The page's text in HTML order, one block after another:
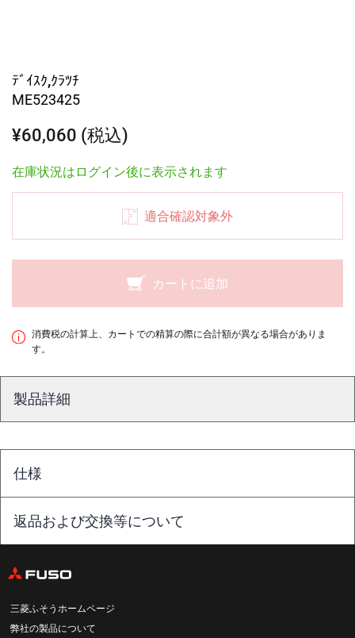
ﾃﾞｲｽｸ,ｸﾗﾂﾁ
ME523425
¥60,060 (税込)
在庫状況はログイン後に表示されます
適合確認対象外
カートに追加
消費税の計算上、カートでの精算の際に合計額が異なる場合がありま
す。
製品詳細
仕様
返品および交換等について
三菱ふそうホームページ
弊社の製品について